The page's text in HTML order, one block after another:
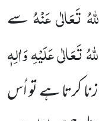
تَعَالٰی عَنْہُسے
تَعَالٰی عَلَیْہِ وَاٰلِہٖ
کرتا ہے تو اُس